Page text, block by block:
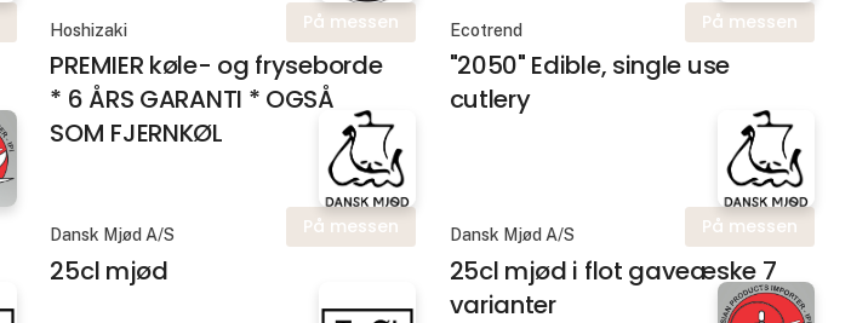
På messen
Hoshizaki
PREMIER køle- og fryseborde
* 6 ÅRS GARANTI * OGSÅ
SOM FJERNKØL
På messen
Ecotrend
"2050" Edible, single use
cutlery
På messen
Dansk Mjød A/S
25cl mjød
På messen
Dansk Mjød A/S
25cl mjød i flot gaveæske 7
varianter